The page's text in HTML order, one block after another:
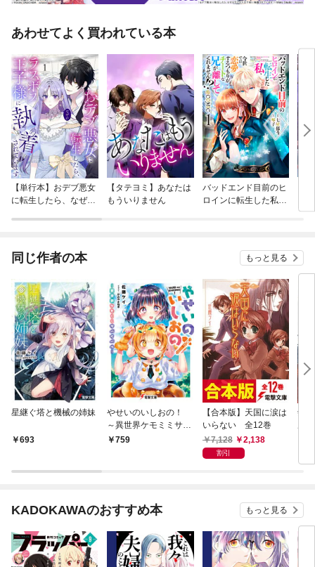
あわせてよく買われている本
【単行本】おデブ悪女
に転生したら、なぜか
【タテヨミ】あなたは
もういりません
バッドエンド目前のヒ
ロインに転生した私、
同じ作者の本 もっと見る
星継ぐ塔と機械の姉妹
693
やせいのいしおの！
～異世界ケモミミサバ
イバル～
759
【合本版】天国に涙は
いらない 全12巻
7,128
2,138
割引
剣
KADOKAWAのおすすめ本 もっと見る